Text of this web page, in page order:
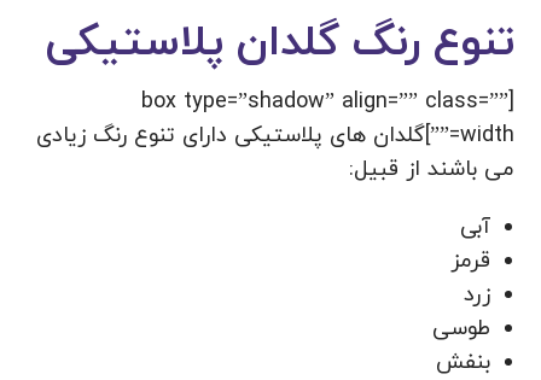
تنوع رنگ گلدان پلاستیکی
[box type=”shadow” align=”” class=””
width=””]گلدان های پلاستیکی دارای تنوع رنگ زیادی
می باشند از قبیل:
آبی
قرمز
زرد
طوسی
بنفش